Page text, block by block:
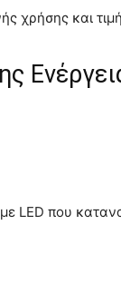
χρήσης και
LED που